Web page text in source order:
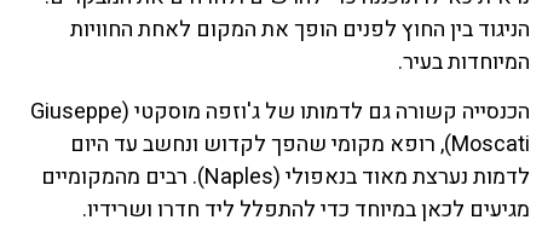
הניגוד בין החוץ לפנים הופך את המקום לאחת החוויות
המיוחדות בעיר.
הכנסייה קשורה גם לדמותו של ג'וזפה מוסקטי (Giuseppe
Moscati), רופא מקומי שהפך לקדוש ונחשב עד היום
לדמות נערצת מאוד בנאפולי (Naples). רבים מהמקומיים
מגיעים לכאן במיוחד כדי להתפלל ליד חדרו ושרידיו.